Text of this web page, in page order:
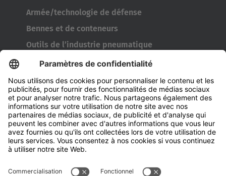
Armée/technologie de défense
Bennes et de conteneurs
Outils de l’industrie pneumatique
Transporteur de bobines
Portes et fenêtres
Entreprise
À propos d'Hubtex
À propos d' Hubtex BeLux
Durabilité